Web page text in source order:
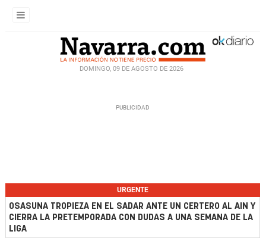
DOMINGO, 09 DE AGOSTO DE 2026
URGENTE
OSASUNA TROPIEZA EN EL SADAR ANTE UN CERTERO AL AIN Y
CIERRA LA PRETEMPORADA CON DUDAS A UNA SEMANA DE LA
LIGA